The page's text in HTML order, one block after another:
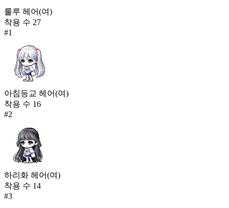
룰루 헤어(여)
착용 수 27
#1
아침등교 헤어(여)
착용 수 16
#2
하리화 헤어(여)
착용 수 14
#3